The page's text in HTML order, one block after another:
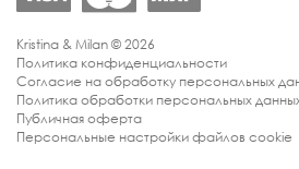
Kristina & Milan © 2026
Политика конфиденциальности
Согласие на обработку персональных
Политика обработки персональных
Публичная оферта
Персональные настройки файлов cookie